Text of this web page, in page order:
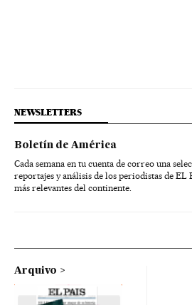
NEWSLETTERS
Boletín de América
Cada semana en tu cuenta de correo una
reportajes y análisis de los periodistas de EL
más relevantes del continente.
Arquivo